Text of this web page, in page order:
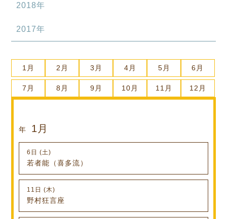
2018年
2017年
1月 2月 3月 4月 5月 6月
7月 8月 9月 10月 11月 12月
年 1月
6日 (土)
若者能（喜多流）
11日 (木)
野村狂言座